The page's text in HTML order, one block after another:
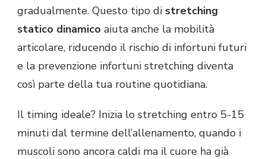
gradualmente. Questo tipo di stretching
statico dinamico aiuta anche la mobilità
articolare, riducendo il rischio di infortuni futuri
e la prevenzione infortuni stretching diventa
così parte della tua routine quotidiana.
Il timing ideale? Inizia lo stretching entro 5-15
minuti dal termine dell’allenamento, quando i
muscoli sono ancora caldi ma il cuore ha già